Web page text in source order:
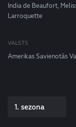
India de Beaufort,
Larroquette
VALSTS
Amerikas Savienotās
1. sezona